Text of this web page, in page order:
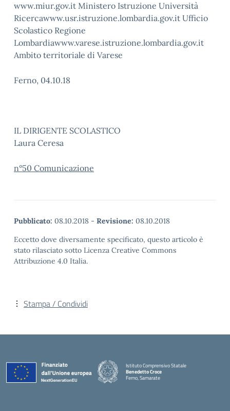
www.miur.gov.it Ministero Istruzione Università
Ricercawww.usr.istruzione.lombardia.gov.it Ufficio
Scolastico Regione
Lombardiawww.varese.istruzione.lombardia.gov.it
Ambito territoriale di Varese
Ferno, 04.10.18
IL DIRIGENTE SCOLASTICO
Laura Ceresa
n°50 Comunicazione
Pubblicato: 08.10.2018 - Revisione: 08.10.2018
Eccetto dove diversamente specificato, questo articolo è
stato rilasciato sotto Licenza Creative Commons
Attribuzione 4.0 Italia.
Stampa / Condividi
Istituto Comprensivo Statale
Benedetto Croce
Ferno, Samarate